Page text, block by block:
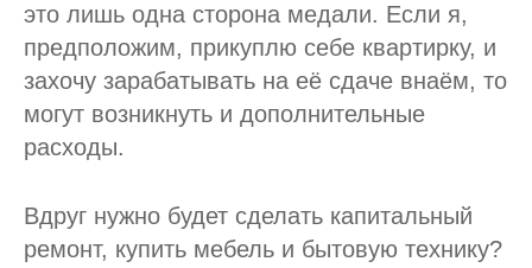
это лишь одна сторона медали. Если я,
предположим, прикуплю себе квартирку, и
захочу зарабатывать на её сдаче внаём, то
могут возникнуть и дополнительные
расходы.
Вдруг нужно будет сделать капитальный
ремонт, купить мебель и бытовую технику?